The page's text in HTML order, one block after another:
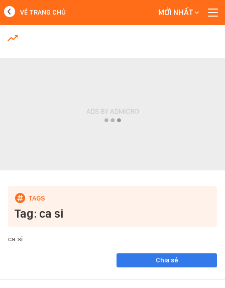
MỚI NHẤT
VỀ TRANG CHỦ MỚI NHẤT
Tag: ca si
ca si
Chia sẻ